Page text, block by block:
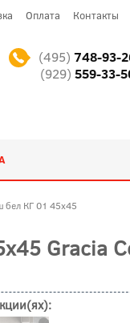
Оплата Контакты
(495) 748-93-
(929) 559-33-
бел КГ 01 45x45
Gracia